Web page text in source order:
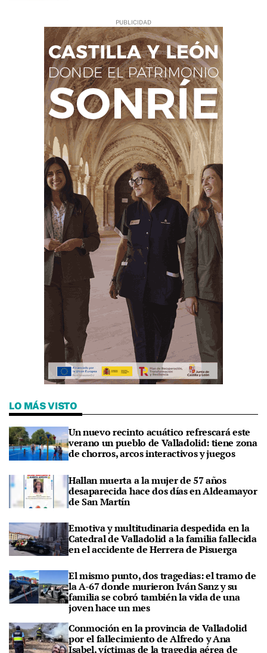
LO MÁS VISTO
Un nuevo recinto acuático refrescará este
verano un pueblo de Valladolid: tiene zona
de chorros, arcos interactivos y juegos
Hallan muerta a la mujer de 57 años
desaparecida hace dos días en Aldeamayor
de San Martín
Emotiva y multitudinaria despedida en la
Catedral de Valladolid a la familia fallecida
en el accidente de Herrera de Pisuerga
El mismo punto, dos tragedias: el tramo de
la A-67 donde murieron Iván Sanz y su
familia se cobró también la vida de una
joven hace un mes
Conmoción en la provincia de Valladolid
por el fallecimiento de Alfredo y Ana
Isabel, víctimas de la tragedia aérea de